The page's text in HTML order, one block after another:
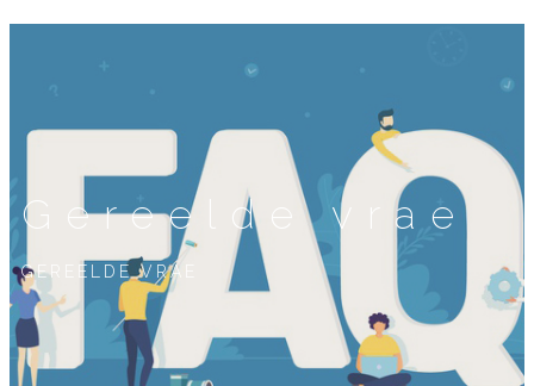
Gereelde vrae
GEREELDE VRAE